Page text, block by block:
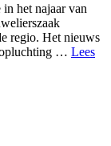
het najaar van
regio. Het nieuws
opluchting … Lees